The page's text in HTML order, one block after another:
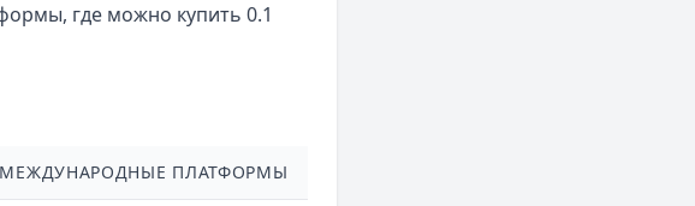
где можно купить 0.1
МЕЖДУНАРОДНЫЕ ПЛАТФОРМЫ